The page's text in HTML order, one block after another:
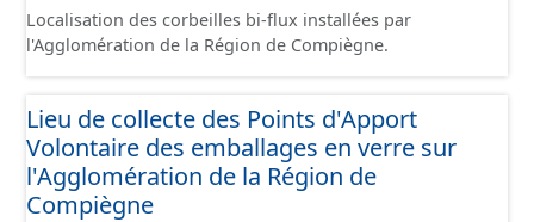
Localisation des corbeilles bi-flux installées par
l'Agglomération de la Région de Compiègne.
Lieu de collecte des Points d'Apport
Volontaire des emballages en verre sur
l'Agglomération de la Région de
Compiègne